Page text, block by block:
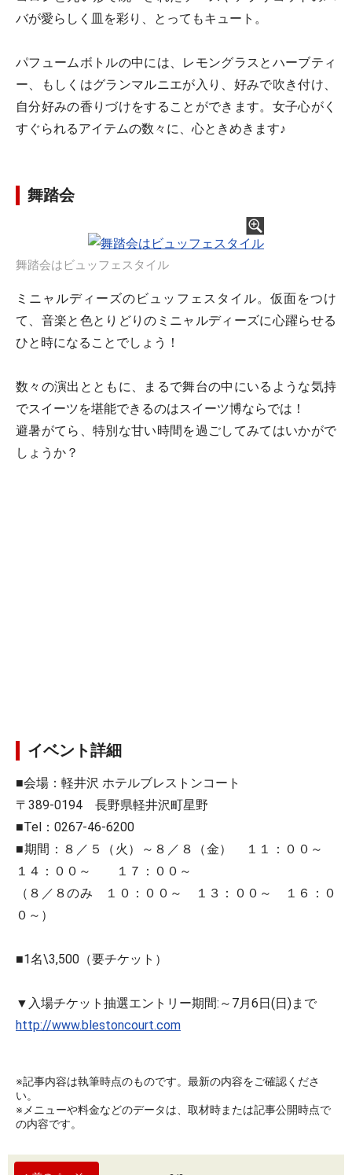
バが愛らしく皿を彩り、とってもキュート。
パフュームボトルの中には、レモングラスとハーブティ
ー、もしくはグランマルニエが入り、好みで吹き付け、
自分好みの香りづけをすることができます。女子心がく
すぐられるアイテムの数々に、心ときめきます♪
舞踏会
舞踏会はビュッフェスタイル
ミニャルディーズのビュッフェスタイル。仮面をつけ
て、音楽と色とりどりのミニャルディーズに心躍らせる
ひと時になることでしょう！
数々の演出とともに、まるで舞台の中にいるような気持
でスイーツを堪能できるのはスイーツ博ならでは！
避暑がてら、特別な甘い時間を過ごしてみてはいかがで
しょうか？
イベント詳細
■会場：軽井沢 ホテルブレストンコート
〒389-0194 長野県軽井沢町星野
■Tel：0267-46-6200
■期間：８／５（火）～８／８（金） １１：００～
１４：００～ １７：００～
（８／８のみ １０：００～ １３：００～ １６：０
０～）
■1名\3,500（要チケット）
▼入場チケット抽選エントリー期間:～7月6日(日)まで
http://www.blestoncourt.com
※記事内容は執筆時点のものです。最新の内容をご確認くださ
い。
※メニューや料金などのデータは、取材時または記事公開時点で
の内容です。